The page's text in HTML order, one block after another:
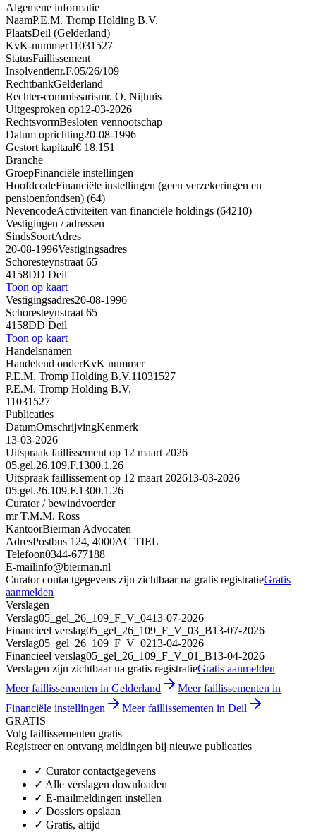
Algemene informatie
NaamP.E.M. Tromp Holding B.V.
PlaatsDeil (Gelderland)
KvK-nummer11031527
StatusFaillissement
Insolventienr.F.05/26/109
RechtbankGelderland
Rechter-commissarismr. O. Nijhuis
Uitgesproken op12-03-2026
RechtsvormBesloten vennootschap
Datum oprichting20-08-1996
Gestort kapitaal€ 18.151
Branche
GroepFinanciële instellingen
HoofdcodeFinanciële instellingen (geen verzekeringen en
pensioenfondsen) (64)
NevencodeActiviteiten van financiële holdings (64210)
Vestigingen / adressen
SindsSoortAdres
20-08-1996Vestigingsadres
Schoresteynstraat 65
4158DD Deil
Toon op kaart
Vestigingsadres20-08-1996
Schoresteynstraat 65
4158DD Deil
Toon op kaart
Handelsnamen
Handelend onderKvK nummer
P.E.M. Tromp Holding B.V.11031527
P.E.M. Tromp Holding B.V.
11031527
Publicaties
DatumOmschrijvingKenmerk
13-03-2026
Uitspraak faillissement op 12 maart 2026
05.gel.26.109.F.1300.1.26
Uitspraak faillissement op 12 maart 202613-03-2026
05.gel.26.109.F.1300.1.26
Curator / bewindvoerder
mr T.M.M. Ross
KantoorBierman Advocaten
AdresPostbus 124, 4000AC TIEL
Telefoon0344-677188
E-mailinfo@bierman.nl
Curator contactgegevens zijn zichtbaar na gratis registratieGratis
aanmelden
Verslagen
Verslag05_gel_26_109_F_V_0413-07-2026
Financieel verslag05_gel_26_109_F_V_03_B13-07-2026
Verslag05_gel_26_109_F_V_0213-04-2026
Financieel verslag05_gel_26_109_F_V_01_B13-04-2026
Verslagen zijn zichtbaar na gratis registratieGratis aanmelden
Meer faillissementen in Gelderland
Meer faillissementen in
Financiële instellingen
Meer faillissementen in Deil
GRATIS
Volg faillissementen gratis
Registreer en ontvang meldingen bij nieuwe publicaties
✓ Curator contactgegevens
✓ Alle verslagen downloaden
✓ E-mailmeldingen instellen
✓ Dossiers opslaan
✓ Gratis, altijd